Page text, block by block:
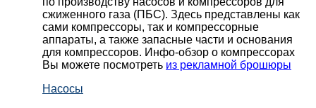
сжиженного газа (ПБС). Здесь представлены как
сами компрессоры, так и компрессорные
аппараты, а также запасные части и основания
для компрессоров. Инфо-обзор о компрессорах
Вы можете посмотреть из рекламной брошюры
Насосы